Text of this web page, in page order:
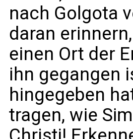
nach Golgota
daran
einen Ort der
ihn gegangen
hingegeben
tragen, wie